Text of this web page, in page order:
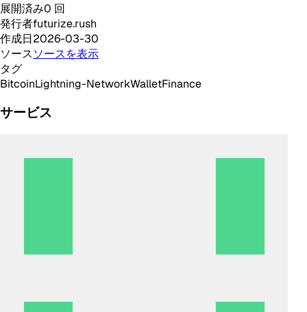
展開済み0 回
発行者futurize.rush
作成日2026-03-30
ソースソースを表示
タグ
BitcoinLightning-NetworkWalletFinance
サービス